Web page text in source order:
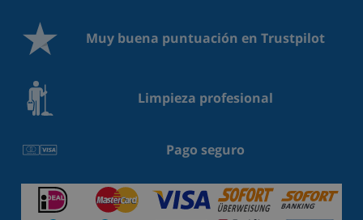
Muy buena puntuación en Trustpilot
Limpieza profesional
Pago seguro